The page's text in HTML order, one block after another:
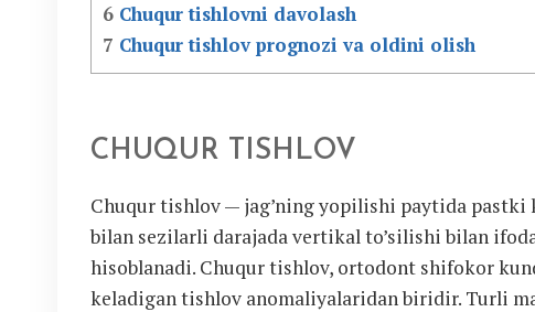
6 Chuqur tishlovni davolash
7 Chuqur tishlov prognozi va oldini olish
CHUQUR TISHLOV
Chuqur tishlov — jag’ning yopilishi paytida
bilan sezilarli darajada vertikal to’silishi bilan
hisoblanadi. Chuqur tishlov, ortodont shifokor
keladigan tishlov anomaliyalaridan biridir. Turli